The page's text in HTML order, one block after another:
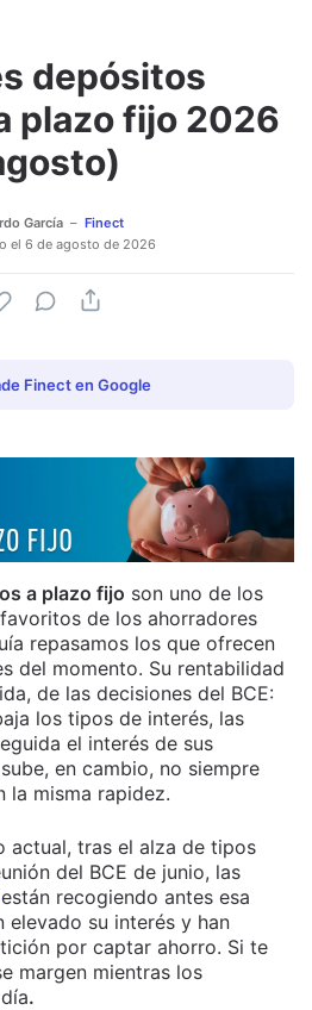
Adjuntar imagen
depósitos
plazo fijo 2026
García
Finect
el 6 de agosto de 2026
Finect en Google
a plazo fijo son uno de los
de los ahorradores
repasamos los que ofrecen
del momento. Su rentabilidad
de las decisiones del BCE:
los tipos de interés, las
el interés de sus
en cambio, no siempre
la misma rapidez.
actual, tras el alza de tipos
del BCE de junio, las
están recogiendo antes esa
elevado su interés y han
por captar ahorro. Si te
margen mientras los
.